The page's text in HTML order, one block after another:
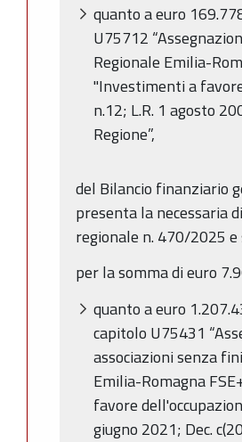
quanto a euro
U75712
Regionale Emilia-
"Investimenti a
n.12; L.R. 1 agosto
Regione”,
del Bilancio finanziario
presenta la necessaria
regionale n. 470/2025 e
per la somma di euro
quanto a euro
capitolo U75431
associazioni senza
Emilia-Romagna
favore
giugno 2021; Dec.